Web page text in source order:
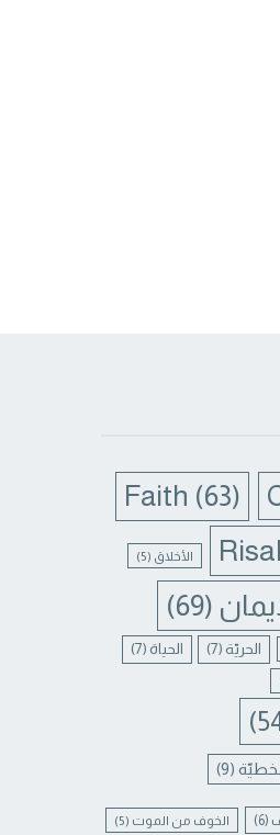
Faith (63)
الأخلاق (5)
(69)
الحريّة (7) الحياة (7)
الخطيّة(9)
(6) الخوف من الموت (5)